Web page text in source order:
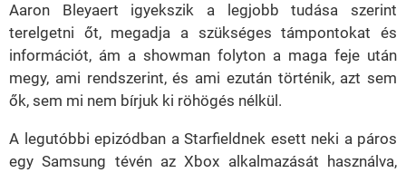
Aaron Bleyaert igyekszik a legjobb tudása szerint
terelgetni őt, megadja a szükséges támpontokat és
információt, ám a showman folyton a maga feje után
megy, ami rendszerint, és ami ezután történik, azt sem
ők, sem mi nem bírjuk ki röhögés nélkül.
A legutóbbi epizódban a Starfieldnek esett neki a páros
egy Samsung tévén az Xbox alkalmazását használva,